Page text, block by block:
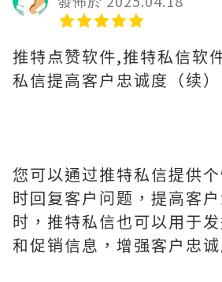
推特点赞软件,推特私信软
私信提高客户忠诚度（续）
您可以通过推特私信提供
时回复客户问题，提高客
时，推特私信也可以用于
和促销信息，增强客户忠诚